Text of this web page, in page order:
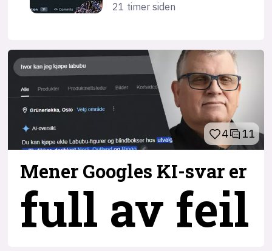
21 timer siden
4 11
Mener Googles KI-svar er
full av feil